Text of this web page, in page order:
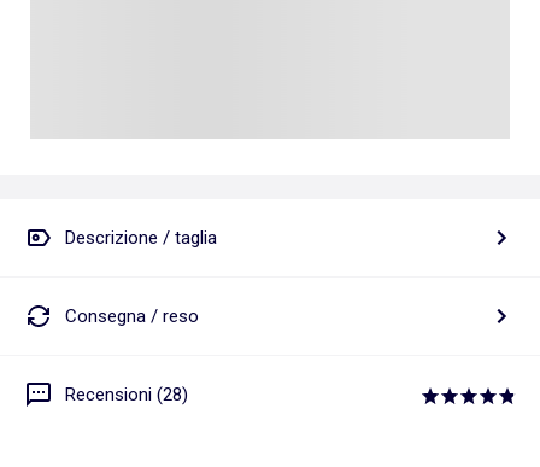
Descrizione / taglia
Consegna / reso
Recensioni (28)